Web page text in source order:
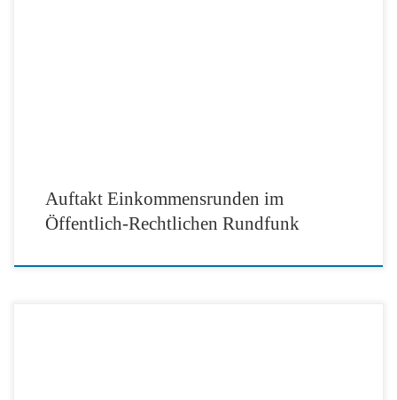
Auftakt Einkommensrunden im
Öffentlich-Rechtlichen Rundfunk